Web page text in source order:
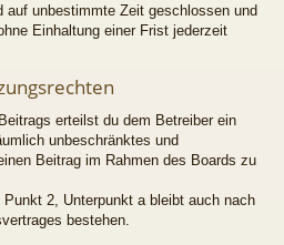
auf unbestimmte Zeit geschlossen und
Einhaltung einer Frist jederzeit
erteilst du dem Betreiber ein
unbeschränktes und
Beitrag im Rahmen des Boards zu
2, Unterpunkt a bleibt auch nach
bestehen.